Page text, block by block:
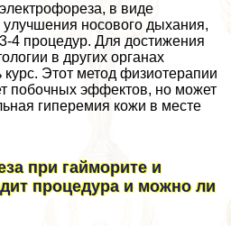
в виде
носового дыхания,
4 процедур. Для достижения
в других органах
Этот метод физиотерапии
побочных эффектов, но может
гиперемия кожи в месте
при гайморите и
процедypa и можно ли